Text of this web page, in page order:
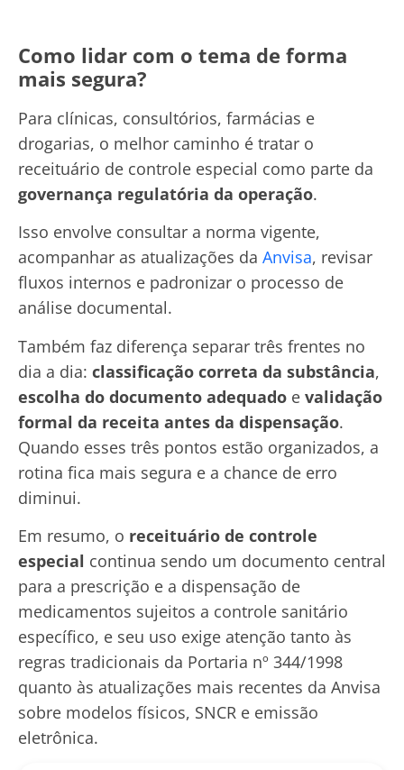
Como lidar com o tema de forma
mais segura?
Para clínicas, consultórios, farmácias e
drogarias, o melhor caminho é tratar o
receituário de controle especial como parte da
governança regulatória da operação.
Isso envolve consultar a norma vigente,
acompanhar as atualizações da Anvisa, revisar
fluxos internos e padronizar o processo de
análise documental.
Também faz diferença separar três frentes no
dia a dia: classificação correta da substância,
escolha do documento adequado e validação
formal da receita antes da dispensação.
Quando esses três pontos estão organizados, a
rotina fica mais segura e a chance de erro
diminui.
Em resumo, o receituário de controle
especial continua sendo um documento central
para a prescrição e a dispensação de
medicamentos sujeitos a controle sanitário
específico, e seu uso exige atenção tanto às
regras tradicionais da Portaria nº 344/1998
quanto às atualizações mais recentes da Anvisa
sobre modelos físicos, SNCR e emissão
eletrônica.